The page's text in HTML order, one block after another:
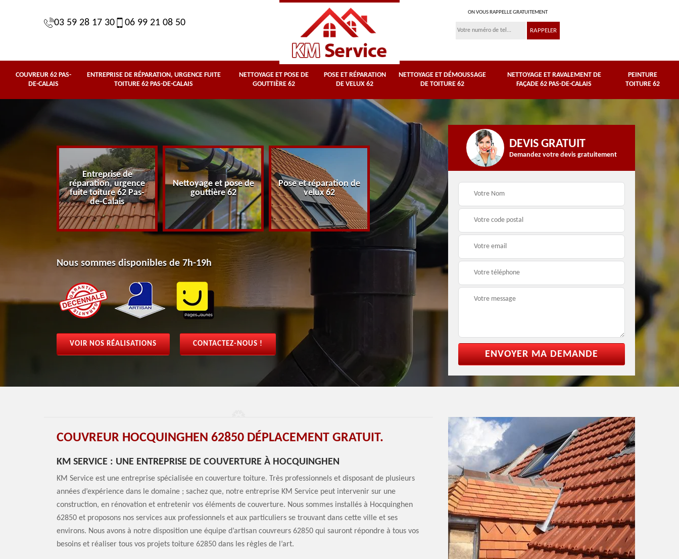
03 59 28 17 30 06 99 21 08 50
ON VOUS RAPPELLE GRATUITEMENT
COUVREUR 62 PAS-
DE-CALAIS
ENTREPRISE DE RÉPARATION, URGENCE FUITE
TOITURE 62 PAS-DE-CALAIS
NETTOYAGE ET POSE DE
GOUTTIÈRE 62
POSE ET RÉPARATION
DE VELUX 62
NETTOYAGE ET DÉMOUSSAGE
DE TOITURE 62
NETTOYAGE ET RAVALEMENT DE
FAÇADE 62 PAS-DE-CALAIS
PEINTURE
TOITURE 62
Entreprise de
réparation, urgence
fuite toiture 62 Pas-
de-Calais
Nettoyage et pose de
gouttière 62
Pose et réparation de
velux 62
Nettoyage et
démoussage de
toiture 62
62 Pas-de-Calais
Nous sommes disponibles de 7h-19h
VOIR NOS RÉALISATIONS CONTACTEZ-NOUS !
DEVIS GRATUIT
Demandez votre devis gratuitement
COUVREUR HOCQUINGHEN 62850 DÉPLACEMENT GRATUIT.
KM SERVICE : UNE ENTREPRISE DE COUVERTURE À HOCQUINGHEN
KM Service est une entreprise spécialisée en couverture toiture. Très professionnels et disposant de plusieurs
années d’expérience dans le domaine ; sachez que, notre entreprise KM Service peut intervenir sur une
construction, en rénovation et entretenir vos éléments de couverture. Nous sommes installés à Hocquinghen
62850 et proposons nos services aux professionnels et aux particuliers se trouvant dans cette ville et ses
environs. Nous avons à notre disposition une équipe d’artisan couvreurs 62850 qui sauront répondre à tous vos
besoins et réaliser tous vos projets toiture 62850 dans les règles de l’art.